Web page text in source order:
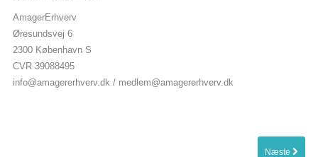
AmagerErhverv
Øresundsvej 6
2300 København S
CVR 39088495
info@amagererhverv.dk / medlem@amagererhverv.dk
Næste